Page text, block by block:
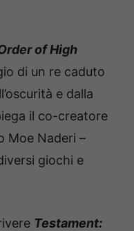
of High
di un re caduto
e dalla
il co-creatore
Moe Naderi –
giochi e
Testament: